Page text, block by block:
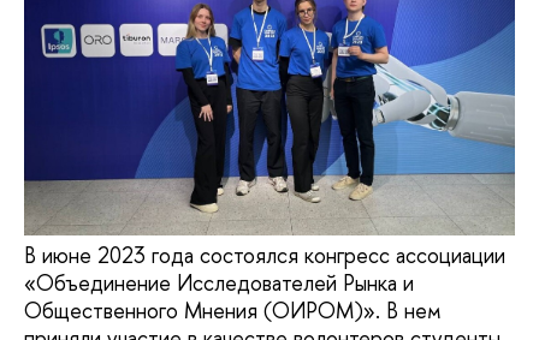
В июне 2023 года состоялся конгресс ассоциации
«Объединение Исследователей Рынка и
Общественного Мнения (ОИРОМ)». В нем